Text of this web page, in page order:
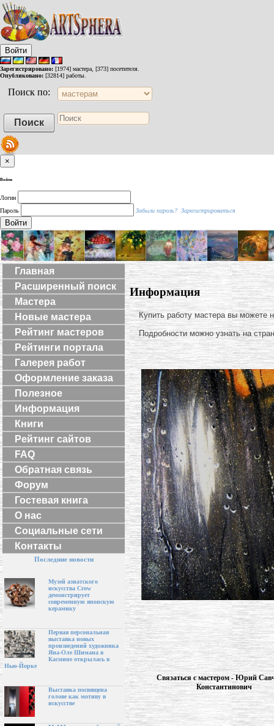
Войти
Зарегистрировано: [1974] мастера, [373] посетителя.
Опубликовано: [32814] работы.
Поиск по:
×
Войти
Логин
Пароль
Забыли пароль? Зарегистрироваться
Войти
Главная
Расширенный поиск
Мастера
Новые мастера
Рейтинг мастеров
Рейтинги портала
Галерея работ
Оформление заказа
Полезное
Информация
Книги
Рейтинг сайтов
FAQ
Обратная связь
Форум
Гостевая книга
О нас
Социальные сети
Контакты
Последние новости
Музей азиатского
искусства Crow
демонстрирует
современную японскую
керамику
Первая персональная
выставка новых
произведений художника
Яна-Оле Шимана в
Касмине открылась в
Нью-Йорке
Выставка посвящена
голове как мотиву в
искусстве
Информация
Купить работу мастера вы можете
Подробности можно узнать на
Связаться с мастером - Юрий
Константинович